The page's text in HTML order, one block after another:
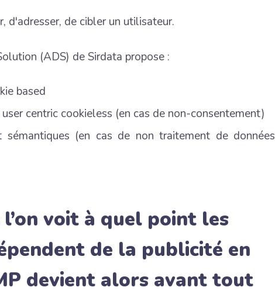
d'adresser, de cibler un utilisateur.
(ADS) de Sirdata propose :
based
centric cookieless (en cas de non-consentement)
(en cas de non traitement de données
voit à quel point les
de la publicité en
devient alors avant tout